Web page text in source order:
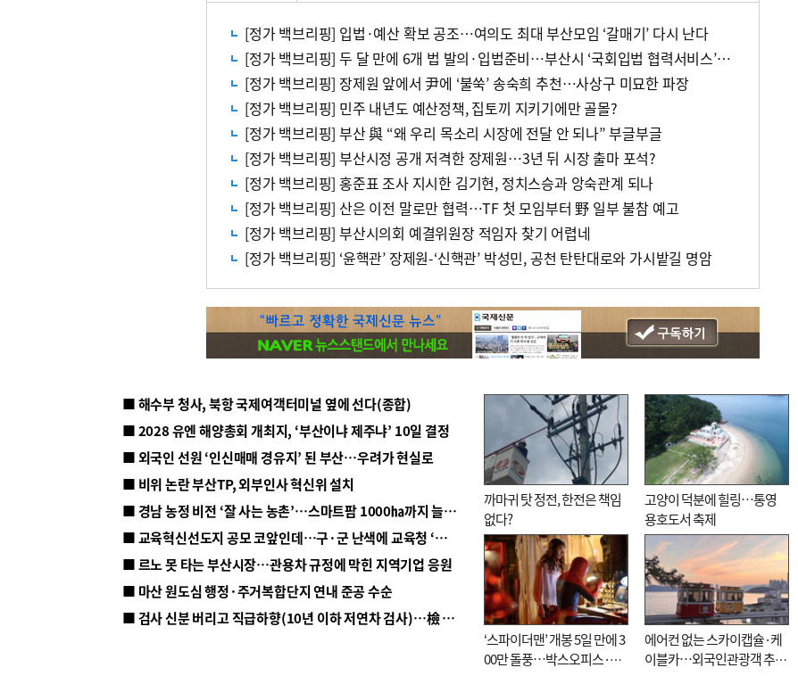
[정가 백브리핑] 입법·예산 확보 공조…여의도 최대 부산모임 ‘갈매기’ 다시 난다
[정가 백브리핑] 두 달 만에 6개 법 발의·입법준비…부산시 ‘국회입법 협력서비스’ 호응
[정가 백브리핑] 장제원 앞에서 尹에 ‘불쑥’ 송숙희 추천…사상구 미묘한 파장
[정가 백브리핑] 민주 내년도 예산정책, 집토끼 지키기에만 골몰?
[정가 백브리핑] 부산 與 “왜 우리 목소리 시장에 전달 안 되나” 부글부글
[정가 백브리핑] 부산시정 공개 저격한 장제원…3년 뒤 시장 출마 포석?
[정가 백브리핑] 홍준표 조사 지시한 김기현, 정치스승과 앙숙관계 되나
[정가 백브리핑] 산은 이전 말로만 협력…TF 첫 모임부터 野 일부 불참 예고
[정가 백브리핑] 부산시의회 예결위원장 적임자 찾기 어렵네
[정가 백브리핑] ‘윤핵관’ 장제원-‘신핵관’ 박성민, 공천 탄탄대로와 가시밭길 명암
■ 해수부 청사, 북항 국제여객터미널 옆에 선다(종합)
■ 2028 유엔 해양총회 개최지, ‘부산이냐 제주냐’ 10일 결정
■ 외국인 선원 ‘인신매매 경유지’ 된 부산…우려가 현실로
■ 비위 논란 부산TP, 외부인사 혁신위 설치
■ 경남 농정 비전 ‘잘 사는 농촌’…스마트팜 1000㏊까지 늘린다
■ 교육혁신선도지 공모 코앞인데…구·군 난색에 교육청 ‘쩔쩔’
■ 르노 못 타는 부산시장…관용차 규정에 막힌 지역기업 응원
■ 마산 원도심 행정·주거복합단지 연내 준공 수순
■ 검사 신분 버리고 직급하향(10년 이하 저연차 검사)…檢 중수청행 기피
까마귀 탓 정전, 한전은 책임
없다?
고양이 덕분에 힐링…통영
용호도서 축제
‘스파이더맨’ 개봉 5일 만에 3
00만 돌풍…박스오피스·예
에어컨 없는 스카이캡슐·케
이블카…외국인관광객 추억